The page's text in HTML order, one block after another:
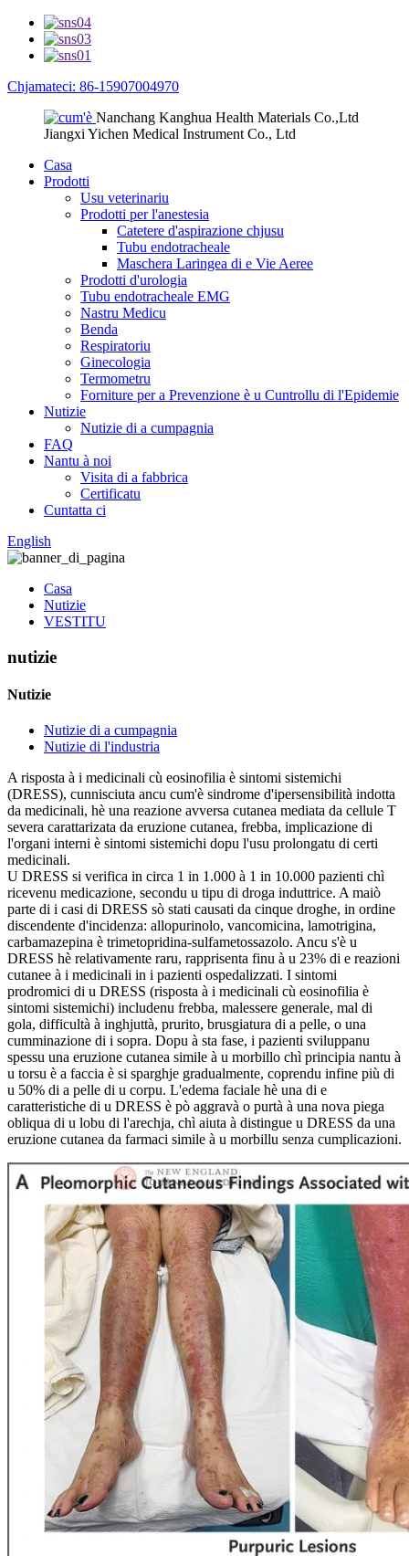
Chjamateci: 86-15907004970
Nanchang Kanghua Health Materials Co.,Ltd
Jiangxi Yichen Medical Instrument Co., Ltd
Casa
Prodotti
Usu veterinariu
Prodotti per l'anestesia
Catetere d'aspirazione chjusu
Tubu endotracheale
Maschera Laringea di e Vie Aeree
Prodotti d'urologia
Tubu endotracheale EMG
Nastru Medicu
Benda
Respiratoriu
Ginecologia
Termometru
Forniture per a Prevenzione è u Cuntrollu di l'Epidemie
Nutizie
Nutizie di a cumpagnia
FAQ
Nantu à noi
Visita di a fabbrica
Certificatu
Cuntatta ci
English
Casa
Nutizie
VESTITU
nutizie
Nutizie
Nutizie di a cumpagnia
Nutizie di l'industria
A risposta à i medicinali cù eosinofilia è sintomi sistemichi
(DRESS), cunnisciuta ancu cum'è sindrome d'ipersensibilità indotta
da medicinali, hè una reazione avversa cutanea mediata da cellule T
severa carattarizata da eruzione cutanea, frebba, implicazione di
l'organi interni è sintomi sistemichi dopu l'usu prolongatu di certi
medicinali.
U DRESS si verifica in circa 1 in 1.000 à 1 in 10.000 pazienti chì
ricevenu medicazione, secondu u tipu di droga induttrice. A maiò
parte di i casi di DRESS sò stati causati da cinque droghe, in ordine
discendente d'incidenza: allopurinolo, vancomicina, lamotrigina,
carbamazepina è trimetopridina-sulfametossazolo. Ancu s'è u
DRESS hè relativamente raru, rapprisenta finu à u 23% di e reazioni
cutanee à i medicinali in i pazienti ospedalizzati. I sintomi
prodromici di u DRESS (risposta à i medicinali cù eosinofilia è
sintomi sistemichi) includenu frebba, malessere generale, mal di
gola, difficultà à inghjuttà, prurito, brusgiatura di a pelle, o una
cumminazione di i sopra. Dopu à sta fase, i pazienti sviluppanu
spessu una eruzione cutanea simile à u morbillo chì principia nantu à
u torsu è a faccia è si sparghje gradualmente, coprendu infine più di
u 50% di a pelle di u corpu. L'edema faciale hè una di e
caratteristiche di u DRESS è pò aggravà o purtà à una nova piega
obliqua di u lobu di l'arechja, chì aiuta à distingue u DRESS da una
eruzione cutanea da farmaci simile à u morbillu senza cumplicazioni.